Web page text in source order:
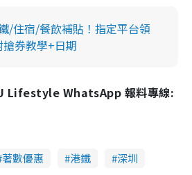
/住宿/餐飲補貼！指定平台領
券教學+日期
Lifestyle WhatsApp 報料專線:
著數優惠 港鐵 深圳